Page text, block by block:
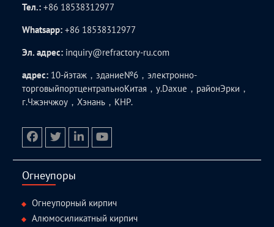
Тел.:+86 18538312977
Whatsapp:+86 18538312977
Эл. адрес: inquiry@refractory-ru.com
адрес: 10-йэтаж，здание№6，электронно-
торговыйпортцентральноКитая，у.Daxue，районЭрки，
г.Чжэнчжоу，Хэнань，КНР.
Огнеупоры
Огнеупорный кирпич
Алюмосиликатный кирпич